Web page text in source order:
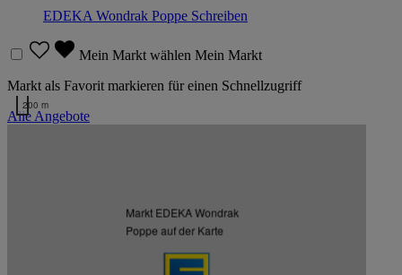
EDEKA Wondrak Poppe Schreiben
Mein Markt wählen Mein Markt
Markt als Favorit markieren für einen Schnellzugriff
Alle Angebote
Markt EDEKA Wondrak
Poppe auf der Karte
200 m
Kartenansicht